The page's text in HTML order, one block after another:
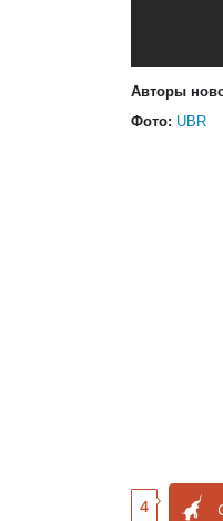
Авторы
Фото: UBR
4